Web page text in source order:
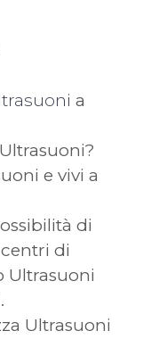
a
e vivi a
di
di
Ultrasuoni
Ultrasuoni